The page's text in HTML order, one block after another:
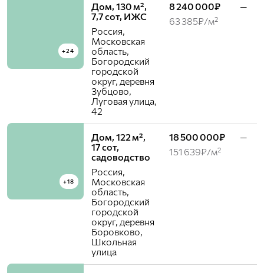
+24
Дом, 130 м²,
7,7 сот, ИЖС
Россия,
Московская
область,
Богородский
городской
округ, деревня
Зубцово,
Луговая улица,
42
8 240 000₽
63 385₽/м²
—
+18
Дом, 122 м²,
17 сот,
садоводство
Россия,
Московская
область,
Богородский
городской
округ, деревня
Боровково,
Школьная
улица
18 500 000₽
151 639₽/м²
—